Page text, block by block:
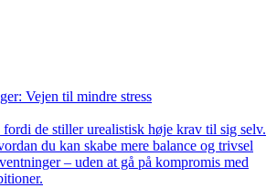
Vejen til mindre stress
fordi de stiller urealistisk høje krav til sig selv.
du kan skabe mere balance og trivsel
– uden at gå på kompromis med